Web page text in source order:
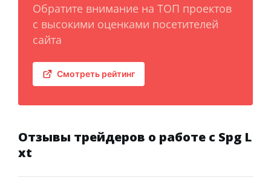
Обратите внимание на ТОП проектов
с высокими оценками посетителей
сайта
Смотреть рейтинг
Отзывы трейдеров о работе с Spg L
xt